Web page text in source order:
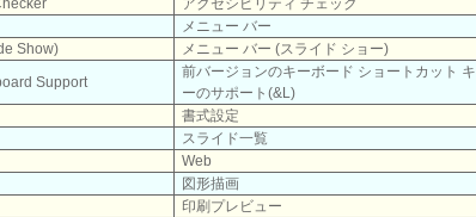
アクセシビリティ チェック
メニュー バー
Show)
メニュー バー (スライド ショー)
Support
前バージョンのキーボード ショートカット キ
ーのサポート(&L)
書式設定
スライド一覧
Web
図形描画
印刷プレビュー